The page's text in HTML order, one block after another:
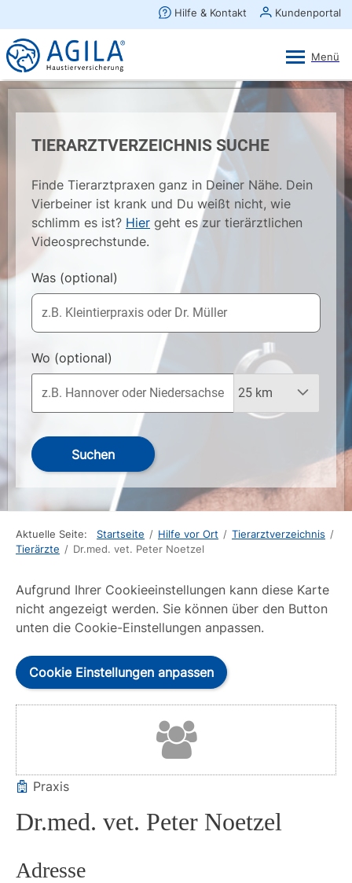
TIERARZTVERZEICHNIS SUCHE
Finde Tierarztpraxen ganz in Deiner Nähe. Dein
Vierbeiner ist krank und Du weißt nicht, wie
schlimm es ist? Hier geht es zur tierärztlichen
Videosprechstunde.
Was (optional)
Wo (optional)
Suchen
Aktuelle Seite: Startseite / Hilfe vor Ort / Tierarztverzeichnis /
Tierärzte / Dr.med. vet. Peter Noetzel
Aufgrund Ihrer Cookieeinstellungen kann diese Karte
nicht angezeigt werden. Sie können über den Button
unten die Cookie-Einstellungen anpassen.
Cookie Einstellungen anpassen
Praxis
Dr.med. vet. Peter Noetzel
Adresse
×
AGILA Kunden-App
Gratis - Im Play Store laden
Ansehen